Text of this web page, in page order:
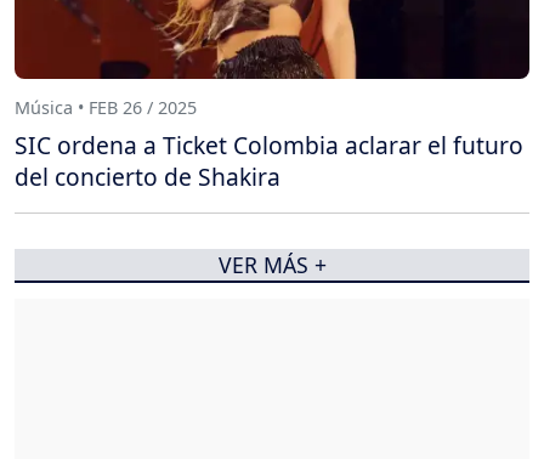
Música • FEB 26 / 2025
SIC ordena a Ticket Colombia aclarar el futuro
del concierto de Shakira
VER MÁS +